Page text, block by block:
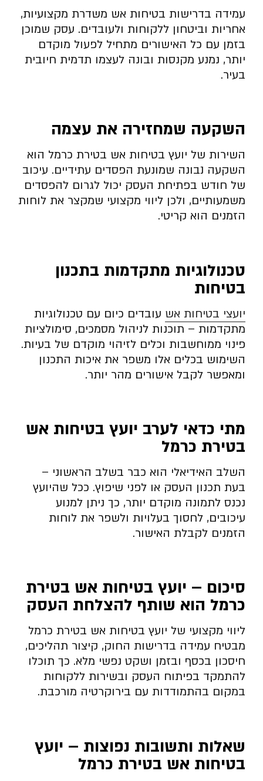
עמידה בדרישות בטיחות אש משדרת מקצועיות,
אחריות וביטחון ללקוחות ולעובדים. עסק שמוכן
בזמן עם כל האישורים מתחיל לפעול מוקדם
יותר, נמנע מקנסות ובונה לעצמו תדמית חיובית
בעיר.
השקעה שמחזירה את עצמה
השירות של יועץ בטיחות אש בטירת כרמל הוא
השקעה נבונה שמונעת הפסדים עתידיים. עיכוב
של חודש בפתיחת העסק יכול לגרום להפסדים
משמעותיים, ולכן ליווי מקצועי שמקצר את לוחות
הזמנים הוא קריטי.
טכנולוגיות מתקדמות בתכנון
בטיחות
יועצי בטיחות אש עובדים כיום עם טכנולוגיות
מתקדמות – תוכנות לניהול מסמכים, סימולציות
פינוי ממוחשבות וכלים לזיהוי מוקדם של בעיות.
השימוש בכלים אלו משפר את איכות התכנון
ומאפשר לקבל אישורים מהר יותר.
מתי כדאי לערב יועץ בטיחות אש
בטירת כרמל
השלב האידיאלי הוא כבר בשלב הראשוני –
בעת תכנון העסק או לפני שיפוץ. ככל שהיועץ
נכנס לתמונה מוקדם יותר, כך ניתן למנוע
עיכובים, לחסוך בעלויות ולשפר את לוחות
הזמנים לקבלת האישור.
סיכום – יועץ בטיחות אש בטירת
כרמל הוא שותף להצלחת העסק
ליווי מקצועי של יועץ בטיחות אש בטירת כרמל
מבטיח עמידה בדרישות החוק, קיצור תהליכים,
חיסכון בכסף ובזמן ושקט נפשי מלא. כך תוכלו
להתמקד בפיתוח העסק ובשירות ללקוחות
במקום בהתמודדות עם בירוקרטיה מורכבת.
שאלות ותשובות נפוצות – יועץ
בטיחות אש בטירת כרמל